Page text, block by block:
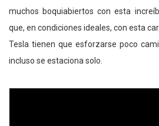
muchos boquiabiertos con esta
que, en condiciones ideales, con esta
Tesla tienen que esforzarse poco
incluso se estaciona solo.